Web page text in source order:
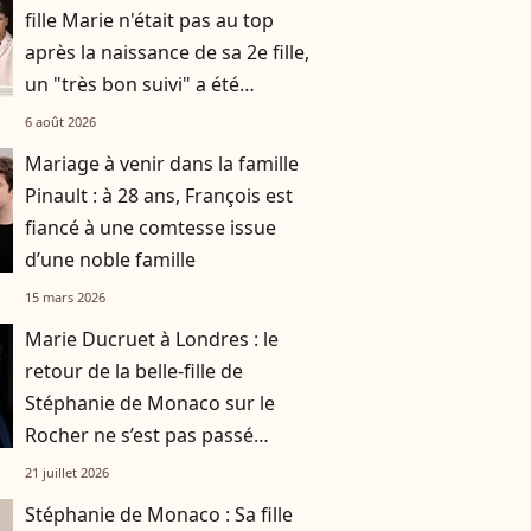
fille Marie n'était pas au top
après la naissance de sa 2e fille,
un "très bon suivi" a été
nécessaire
6 août 2026
Mariage à venir dans la famille
Pinault : à 28 ans, François est
fiancé à une comtesse issue
d’une noble famille
15 mars 2026
Marie Ducruet à Londres : le
retour de la belle-fille de
Stéphanie de Monaco sur le
Rocher ne s’est pas passé
comme prévu
21 juillet 2026
Stéphanie de Monaco : Sa fille